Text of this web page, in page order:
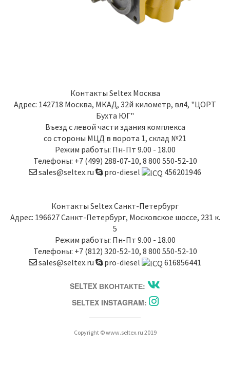
Контакты Seltex Москва
Адрес: 142718 Москва, МКАД, 32й километр, вл4, "ЦОРТ
Бухта ЮГ"
Въезд с левой части здания комплекса
со стороны МЦД в ворота 1, склад №21
Режим работы: Пн-Пт 9.00 - 18.00
Телефоны: +7 (499) 288-07-10, 8 800 550-52-10
sales@seltex.ru
pro-diesel 456201946
Контакты Seltex Санкт-Петербург
Адрес: 196627Санкт-Петербург, Московское шоссе, 231 к.
5
Режим работы: Пн-Пт 9.00 - 18.00
Телефоны: +7 (812) 320-52-10, 8 800 550-52-10
sales@seltex.ru
pro-diesel 616856441
SELTEX ВКОНТАКТЕ:
SELTEX INSTAGRAM:
Copyright © www.seltex.ru 2019